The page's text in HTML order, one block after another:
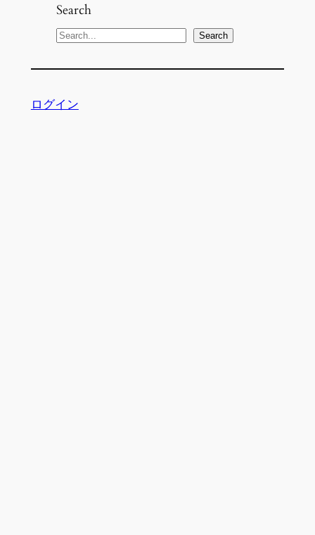
Search
S
a
c
Search
ログイン